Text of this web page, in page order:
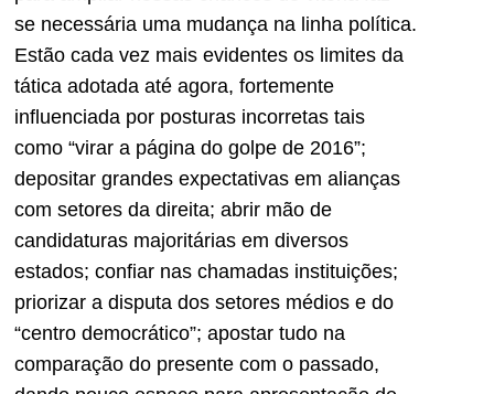
se necessária uma mudança na linha política.
Estão cada vez mais evidentes os limites da
tática adotada até agora, fortemente
influenciada por posturas incorretas tais
como “virar a página do golpe de 2016”;
depositar grandes expectativas em alianças
com setores da direita; abrir mão de
candidaturas majoritárias em diversos
estados; confiar nas chamadas instituições;
priorizar a disputa dos setores médios e do
“centro democrático”; apostar tudo na
comparação do presente com o passado,